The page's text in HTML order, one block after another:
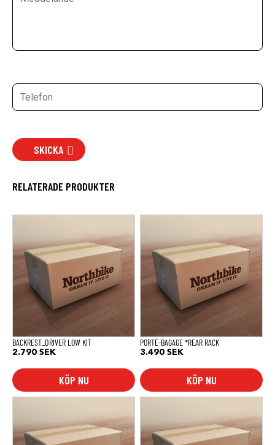
SKICKA
RELATERADE PRODUKTER
BACKREST_DRIVER LOW KIT
2.790 SEK
KÖP NU
PORTE-BAGAGE *REAR RACK
3.490 SEK
KÖP NU